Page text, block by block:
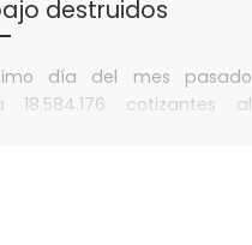
destruidos
día del mes pasado
18.584.176 cotizantes al